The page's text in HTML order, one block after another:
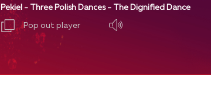
Pekiel - Three Polish Dances - The Dignified Dance
Pop out player